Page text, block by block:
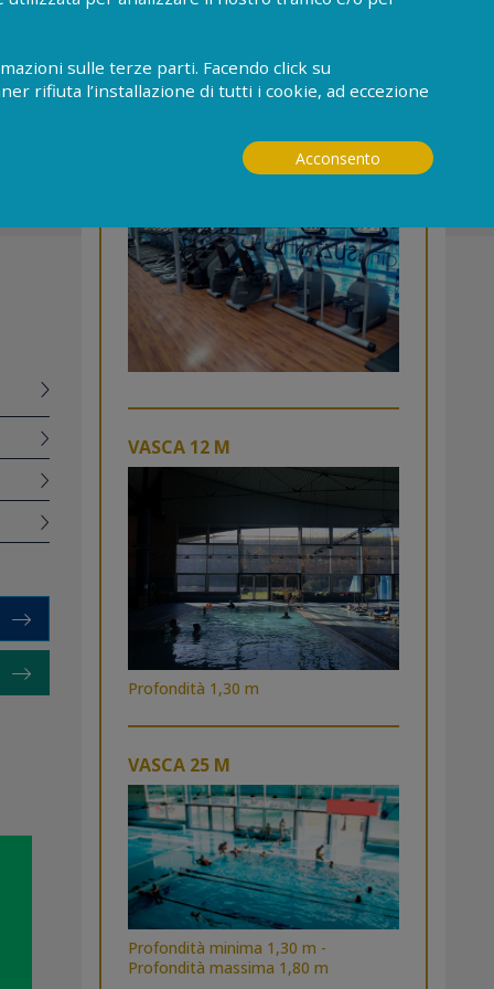
SOLARIUM
VASCA 12 M
Profondità 1,30 m
VASCA 25 M
Profondità minima 1,30 m -
Profondità massima 1,80 m
e
sulle terze parti. Facendo click su
rifiuta l’installazione di tutti i cookie, ad eccezione
Acconsento